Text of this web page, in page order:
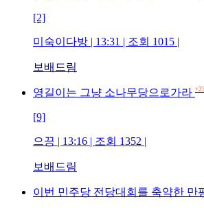
[2]
미숙이다방 | 13:31 | 조회 1015 |
보배드림
영길이는 그냥 소나무당으로가라 +23
[9]
으끙 | 13:16 | 조회 1352 |
보배드림
이번 민주당 전당대회를 축약한 만